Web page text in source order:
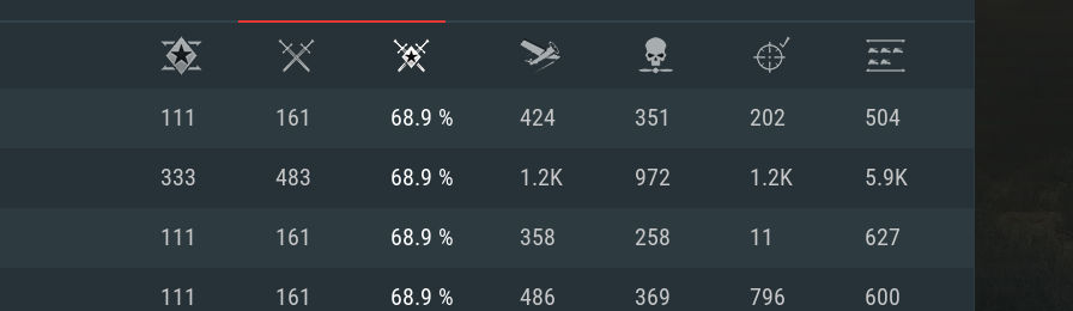
111 161 68.9 % 424 351 202 504
333 483 68.9 % 1.2K 972 1.2K 5.9K
111 161 68.9 % 358 258 11 627
111 161 68.9 % 486 369 796 600